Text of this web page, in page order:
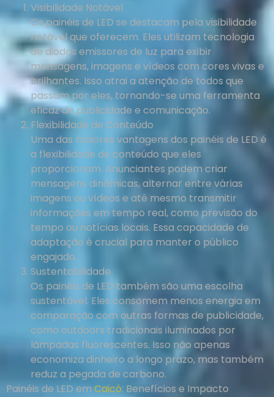
Visibilidade Notável
Os painéis de LED se destacam pela visibilidade
notável que oferecem. Eles utilizam tecnologia
de diodos emissores de luz para exibir
mensagens, imagens e vídeos com cores vivas e
brilhantes. Isso atrai a atenção de todos que
passam por eles, tornando-se uma ferramenta
eficaz de publicidade e comunicação.
Flexibilidade de Conteúdo
Uma das maiores vantagens dos painéis de LED é
a flexibilidade de conteúdo que eles
proporcionam. Anunciantes podem criar
mensagens dinâmicas, alternar entre várias
imagens ou vídeos e até mesmo transmitir
informações em tempo real, como previsão do
tempo ou notícias locais. Essa capacidade de
adaptação é crucial para manter o público
engajado.
Sustentabilidade
Os painéis de LED também são uma escolha
sustentável. Eles consomem menos energia em
comparação com outras formas de publicidade,
como outdoors tradicionais iluminados por
lâmpadas fluorescentes. Isso não apenas
economiza dinheiro a longo prazo, mas também
reduz a pegada de carbono.
Painéis de LED emCaicó: Benefícios e Impacto